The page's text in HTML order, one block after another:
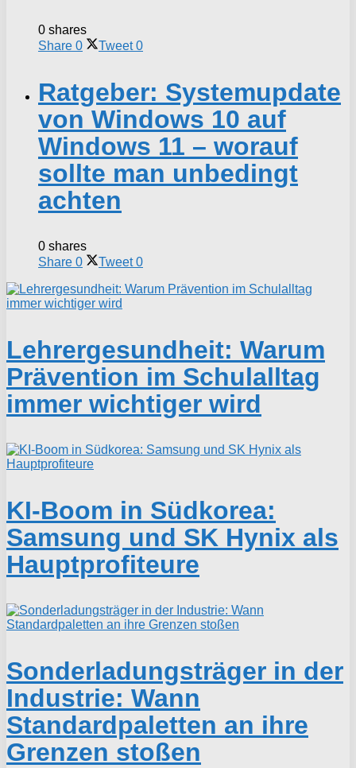
0 shares
Share 0 Tweet 0
Ratgeber: Systemupdate
von Windows 10 auf
Windows 11 – worauf
sollte man unbedingt
achten
0 shares
Share 0 Tweet 0
Lehrergesundheit: Warum
Prävention im Schulalltag
immer wichtiger wird
KI-Boom in Südkorea:
Samsung und SK Hynix als
Hauptprofiteure
Sonderladungsträger in der
Industrie: Wann
Standardpaletten an ihre
Grenzen stoßen